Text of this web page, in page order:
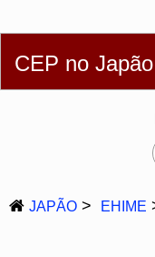
Deutsch
Français
CEP no Japão
JAPÃO EHIME